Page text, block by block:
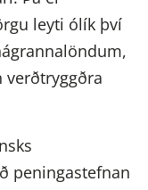
leyti ólík því
verðtryggðra
peningastefnan